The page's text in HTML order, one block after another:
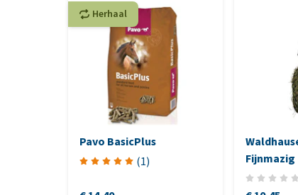
Herhaal
Pavo BasicPlus
(1)
Fijnmazig